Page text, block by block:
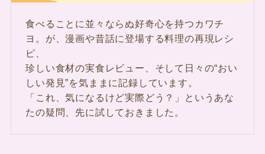
食べることに並々ならぬ好奇心を持つカワチ
ヨ。が、漫画や昔話に登場する料理の再現レシ
ピ、
珍しい食材の実食レビュー、そして日々の“おい
しい発見”を気ままに記録しています。
「これ、気になるけど実際どう？」というあな
たの疑問、先に試しておきました。